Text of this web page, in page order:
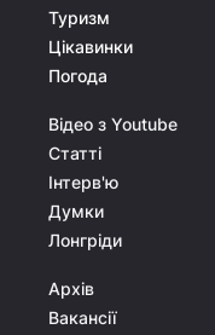
Туризм
Цікавинки
Погода
Відео з Youtube
Статті
Інтерв'ю
Думки
Лонгріди
Архів
Вакансії